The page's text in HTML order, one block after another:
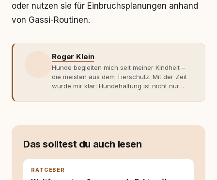
oder nutzen sie für Einbruchsplanungen anhand
von Gassi-Routinen.
Roger Klein
Hunde begleiten mich seit meiner Kindheit –
die meisten aus dem Tierschutz. Mit der Zeit
wurde mir klar: Hundehaltung ist nicht nur
Fachwissen. Der Wendepunkt kam mit meinem
moderner Hundeerziehung
entsteht echte Bindung dort, wo Verständnis
Wissen ersetzt – nicht umgekehrt. Aus dieser
Entwicklung entstand rundum.dog – ein
Das solltest du auch lesen
RATGEBER